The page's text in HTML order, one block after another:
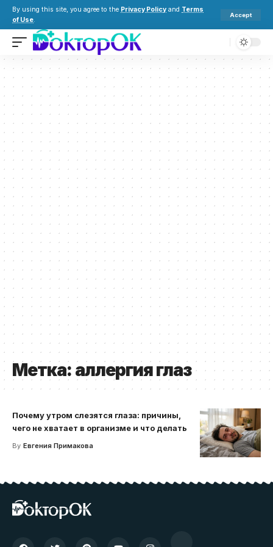
By using this site, you agree to the Privacy Policy and Terms
of Use.
Accept
Метка: аллергия глаз
Почему утром слезятся глаза: причины,
чего не хватает в организме и что делать
By Евгения Примакова